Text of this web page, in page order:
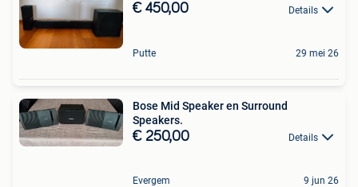
€ 450,00 Details
Putte 29 mei 26
Bose Mid Speaker en Surround
Speakers.
€ 250,00 Details
Evergem 9 jun 26